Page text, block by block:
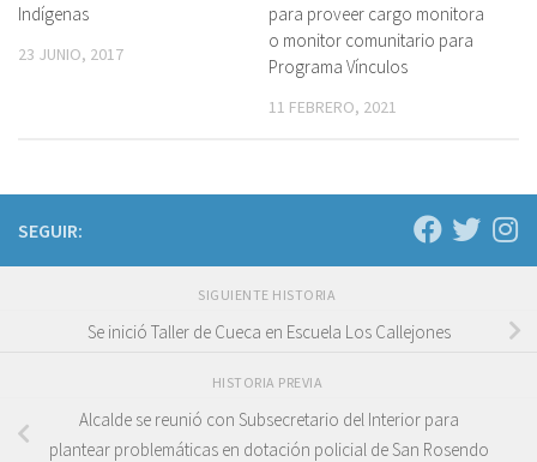
Indígenas
23 JUNIO, 2017
para proveer cargo monitora
o monitor comunitario para
Programa Vínculos
11 FEBRERO, 2021
SEGUIR:
SIGUIENTE HISTORIA
Se inició Taller de Cueca en Escuela Los Callejones
HISTORIA PREVIA
Alcalde se reunió con Subsecretario del Interior para
plantear problemáticas en dotación policial de San Rosendo